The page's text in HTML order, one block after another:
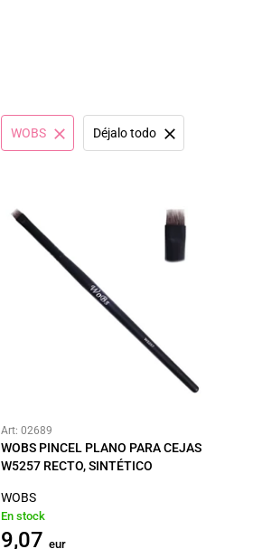
WOBS Déjalo todo
Art: 02689
WOBS PINCEL PLANO PARA CEJAS
W5257 RECTO, SINTÉTICO
WOBS
En stock
9,07 eur